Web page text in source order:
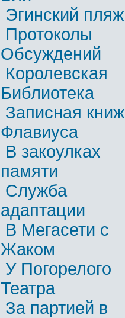
Эгинский пляж
Протоколы
Обсуждений
Королевская
Библиотека
Записная
Флавиуса
В закоулках
памяти
Служба
адаптации
В Мегасети с
Жаком
У Погорелого
Театра
За партией в